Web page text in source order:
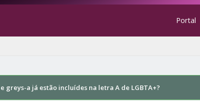
Portal
greys-a já estão incluídes na letra A de LGBTA+?